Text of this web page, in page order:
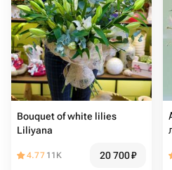
Bouquet of white lilies
Liliyana
4.77 11K 20 700₽